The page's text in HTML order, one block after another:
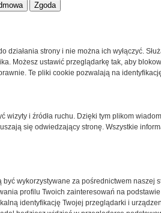
Pliki cookies stosujemy
na najwyższym poziomie,
do indywidualnych potrzeb.
bez zmiany ustawień dotyczących
przeglądarki dotyczących
zaczną korzystać z naszego
się z naszą
o cookies
Zgoda
działania strony i nie można ich wyłączyć.
Możesz ustawić przeglądarkę tak, aby
Te pliki cookie pozwalają na
wizyty i źródła ruchu. Dzięki tym plikom
się odwiedzający stronę. Wszystkie
być wykorzystywane za pośrednictwem naszej
profilu Twoich zainteresowań na
identyfikację Twojej przeglądarki i